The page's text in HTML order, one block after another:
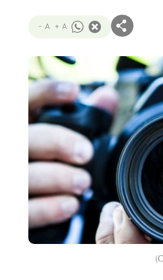
- A + A